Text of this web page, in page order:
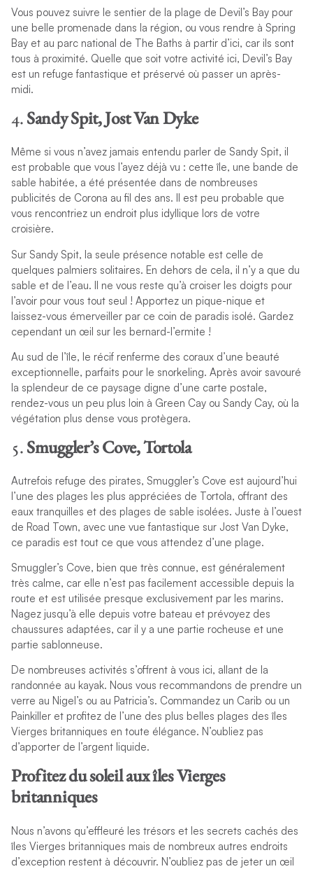
Vous pouvez suivre le sentier de la plage de Devil’s Bay pour
une belle promenade dans la région, ou vous rendre à Spring
Bay et au parc national de The Baths à partir d’ici, car ils sont
tous à proximité. Quelle que soit votre activité ici, Devil’s Bay
est un refuge fantastique et préservé où passer un après-
midi.
4.Sandy Spit, Jost Van Dyke
Même si vous n’avez jamais entendu parler de Sandy Spit, il
est probable que vous l’ayez déjà vu : cette île, une bande de
sable habitée, a été présentée dans de nombreuses
publicités de Corona au fil des ans. Il est peu probable que
vous rencontriez un endroit plus idyllique lors de votre
croisière.
Sur Sandy Spit, la seule présence notable est celle de
quelques palmiers solitaires. En dehors de cela, il n’y a que du
sable et de l’eau. Il ne vous reste qu’à croiser les doigts pour
l’avoir pour vous tout seul ! Apportez un pique-nique et
laissez-vous émerveiller par ce coin de paradis isolé. Gardez
cependant un œil sur les bernard-l’ermite !
Au sud de l’île, le récif renferme des coraux d’une beauté
exceptionnelle, parfaits pour le snorkeling. Après avoir savouré
la splendeur de ce paysage digne d’une carte postale,
rendez-vous un peu plus loin à Green Cay ou Sandy Cay, où la
végétation plus dense vous protègera.
5.Smuggler’s Cove, Tortola
Autrefois refuge des pirates, Smuggler’s Cove est aujourd’hui
l’une des plages les plus appréciées de Tortola, offrant des
eaux tranquilles et des plages de sable isolées. Juste à l’ouest
de Road Town, avec une vue fantastique sur Jost Van Dyke,
ce paradis est tout ce que vous attendez d’une plage.
Smuggler’s Cove, bien que très connue, est généralement
très calme, car elle n’est pas facilement accessible depuis la
route et est utilisée presque exclusivement par les marins.
Nagez jusqu’à elle depuis votre bateau et prévoyez des
chaussures adaptées, car il y a une partie rocheuse et une
partie sablonneuse.
De nombreuses activités s’offrent à vous ici, allant de la
randonnée au kayak. Nous vous recommandons de prendre un
verre au Nigel’s ou au Patricia’s. Commandez un Carib ou un
Painkiller et profitez de l’une des plus belles plages des îles
Vierges britanniques en toute élégance. N’oubliez pas
d’apporter de l’argent liquide.
Profitez du soleil aux îles Vierges
britanniques
Nous n’avons qu’effleuré les trésors et les secrets cachés des
îles Vierges britanniques mais de nombreux autres endroits
d’exception restent à découvrir. N’oubliez pas de jeter un œil